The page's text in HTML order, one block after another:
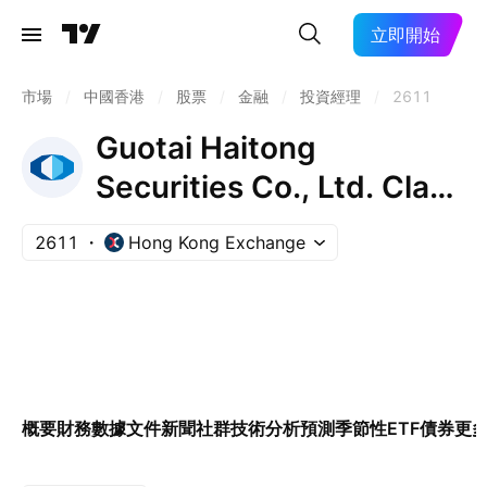
立即開始
市場 中國香港 股票 金融 投資經理 2611
Guotai Haitong
Securities Co., Ltd. Class
H
2611 Hong Kong Exchange
概要財務數據文件新聞社群技術分析預測季節性ETF債券更